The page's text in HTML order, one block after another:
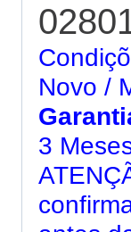
Novo /
3